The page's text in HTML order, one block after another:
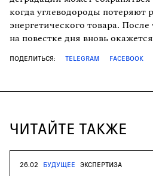
когда углеводороды потеряют
энергетического товара. После
на повестке дня вновь
ПОДЕЛИТЬСЯ: TELEGRAM FACEBOOK
ЧИТАЙТЕ ТАКЖЕ
26.02 БУДУЩЕЕ ЭКСПЕРТИЗА